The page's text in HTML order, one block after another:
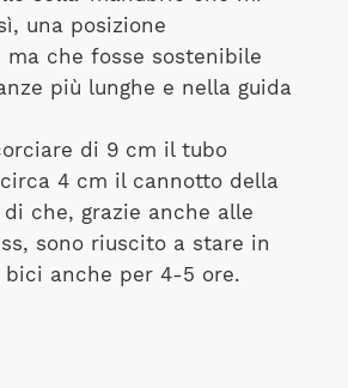
una posizione
ma che fosse sostenibile
più lunghe e nella guida
di 9 cm il tubo
4 cm il cannotto della
che, grazie anche alle
sono riuscito a stare in
bici anche per 4-5 ore.